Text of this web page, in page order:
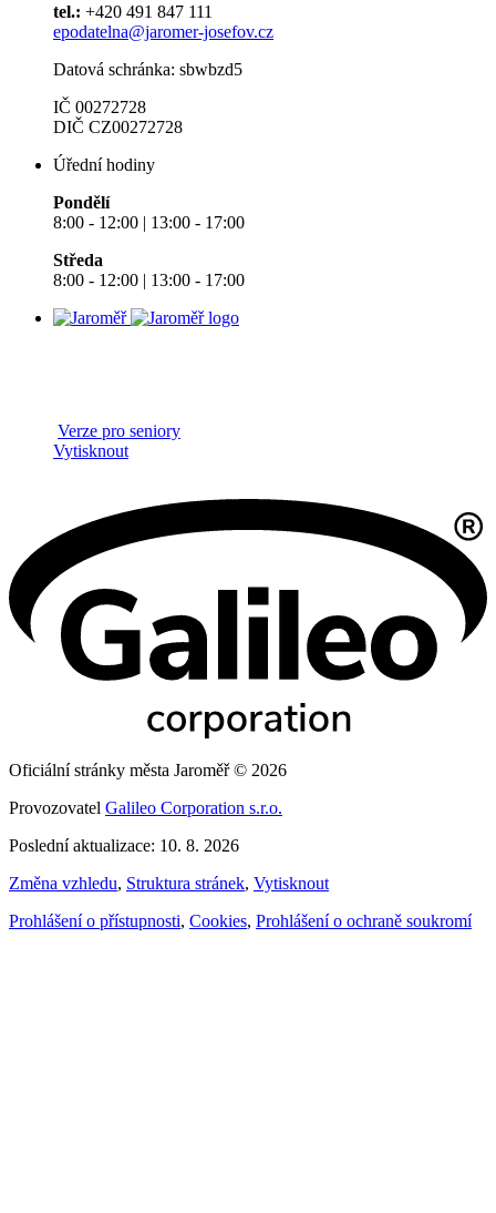
tel.: +420 491 847 111
epodatelna@jaromer-josefov.cz
Datová schránka: sbwbzd5
IČ 00272728
DIČ CZ00272728
Úřední hodiny
Pondělí
8:00 - 12:00 | 13:00 - 17:00
Středa
8:00 - 12:00 | 13:00 - 17:00
Verze pro seniory
Vytisknout
Oficiální stránky města Jaroměř © 2026
Provozovatel Galileo Corporation s.r.o.
Poslední aktualizace: 10. 8. 2026
Změna vzhledu, Struktura stránek, Vytisknout
Prohlášení o přístupnosti, Cookies, Prohlášení o ochraně soukromí